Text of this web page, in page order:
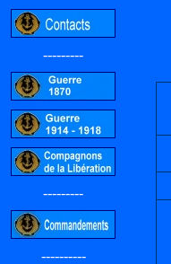
---------
---------
----------